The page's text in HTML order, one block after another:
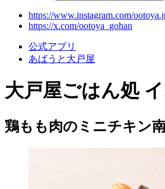
https://www.instagram.com/
https://x.com/ootoya_gohan
公式アプリ
あばうと大戸屋
大戸屋ごはん処
鶏もも肉のミニチキン